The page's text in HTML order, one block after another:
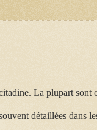
La plupart
détaillées dans